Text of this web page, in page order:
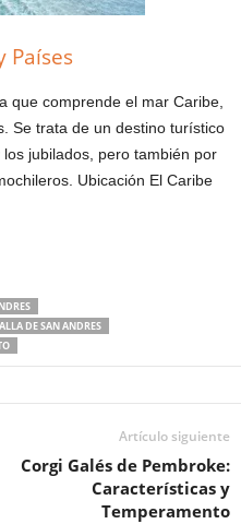
Países
que comprende el mar Caribe,
Se trata de un destino turístico
jubilados, pero también por
Ubicación El Caribe
DE SAN ANDRES
Artículo siguiente
Corgi Galés de Pembroke:
Características y
Temperamento